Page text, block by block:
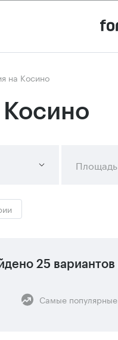
на Косино
Площадь
25 вариантов
Самые популярные